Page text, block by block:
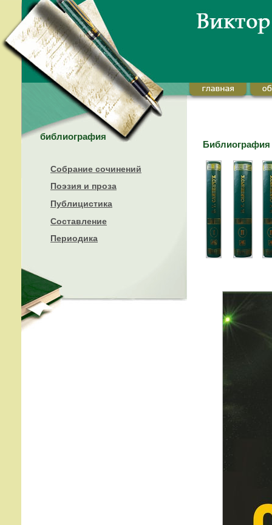
библиография
Собрание сочинений
Поэзия и проза
Публицистика
Составление
Периодика
Библиография